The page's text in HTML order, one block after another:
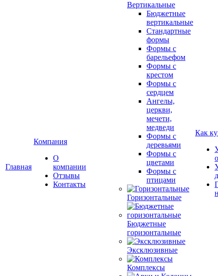
Главная
Компания
О
компании
Отзывы
Контакты
Вертикальные
Бюджетные
вертикальные
Стандартные
формы
Формы с
барельефом
Формы с
крестом
Формы с
сердцем
Ангелы,
церкви,
мечети,
медведи
Формы с
деревьями
Формы с
цветами
Формы с
птицами
Горизонтальные
Бюджетные
горизонтальные
Эксклюзивные
Комплексы
Как